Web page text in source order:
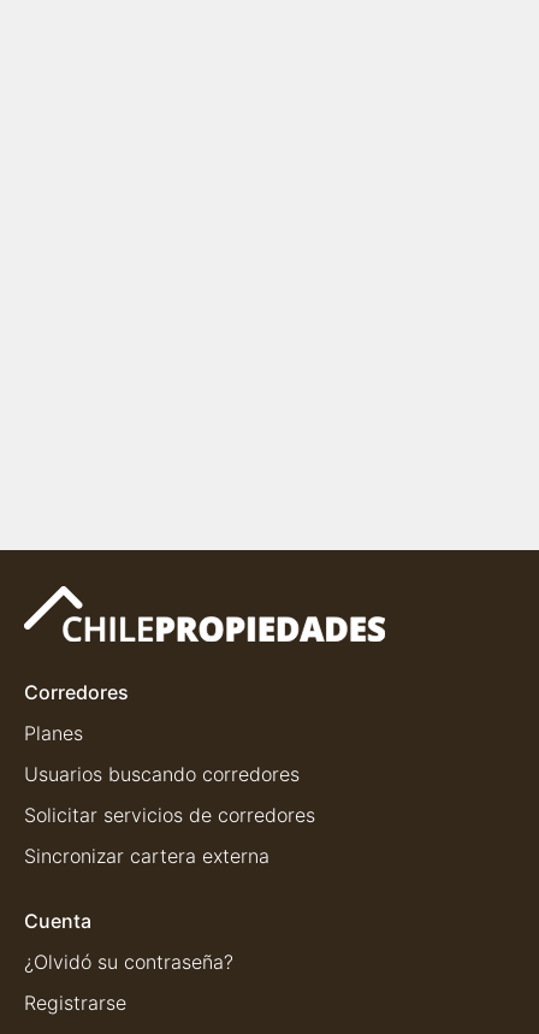
Corredores
Planes
Usuarios buscando corredores
Solicitar servicios de corredores
Sincronizar cartera externa
Cuenta
¿Olvidó su contraseña?
Registrarse